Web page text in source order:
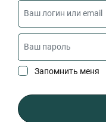
Запомнить меня